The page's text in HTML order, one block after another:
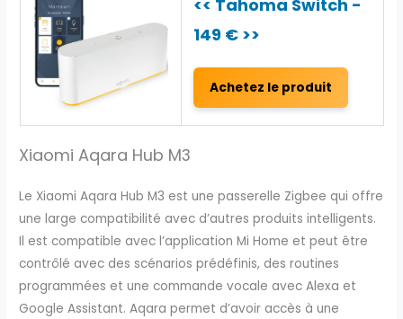
<< Tahoma Switch -
149 € >>
Achetez le produit
Xiaomi Aqara Hub M3
Le Xiaomi Aqara Hub M3 est une passerelle Zigbee qui offre
une large compatibilité avec d’autres produits intelligents.
Il est compatible avec l’application Mi Home et peut être
contrôlé avec des scénarios prédéfinis, des routines
programmées et une commande vocale avec Alexa et
Google Assistant. Aqara permet d’avoir accès à une